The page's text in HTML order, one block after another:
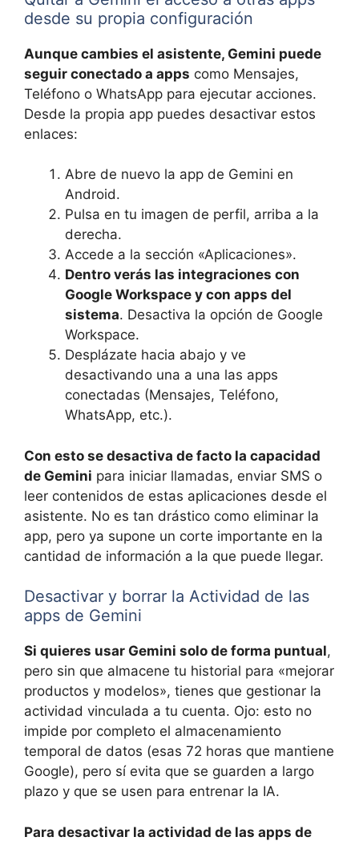
desde su propia configuración
Aunque cambies el asistente, Gemini puede
seguir conectado a apps como Mensajes,
Teléfono o WhatsApp para ejecutar acciones.
Desde la propia app puedes desactivar estos
enlaces:
Abre de nuevo la app de Gemini en
Android.
Pulsa en tu imagen de perfil, arriba a la
derecha.
Accede a la sección «Aplicaciones».
Dentro verás las integraciones con
Google Workspace y con apps del
sistema. Desactiva la opción de Google
Workspace.
Desplázate hacia abajo y ve
desactivando una a una las apps
conectadas (Mensajes, Teléfono,
WhatsApp, etc.).
Con esto se desactiva de facto la capacidad
de Gemini para iniciar llamadas, enviar SMS o
leer contenidos de estas aplicaciones desde el
asistente. No es tan drástico como eliminar la
app, pero ya supone un corte importante en la
cantidad de información a la que puede llegar.
Desactivar y borrar la Actividad de las
apps de Gemini
Si quieres usar Gemini solo de forma puntual,
pero sin que almacene tu historial para «mejorar
productos y modelos», tienes que gestionar la
actividad vinculada a tu cuenta. Ojo: esto no
impide por completo el almacenamiento
temporal de datos (esas 72 horas que mantiene
Google), pero sí evita que se guarden a largo
plazo y que se usen para entrenar la IA.
Para desactivar la actividad de las apps de